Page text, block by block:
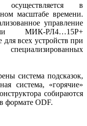
осуществляется в
масштабе времени.
управление
МИК-РЛ4…15Р+
для всех устройств при
система подсказок,
система, «горячие»
собираются
формате ODF.